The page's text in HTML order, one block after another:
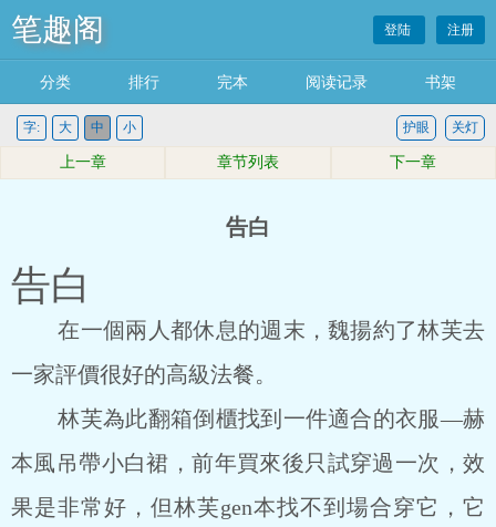
笔趣阁 登陆 注册
分类 排行 完本 阅读记录 书架
字: 大 中 小 关灯
护眼
上一章 章节列表 下一章
告白
告白
在一個兩人都休息的週末，魏揚約了林芙去
一家評價很好的高級法餐。
林芙為此翻箱倒櫃找到一件適合的衣服—赫
本風吊帶小白裙，前年買來後只試穿過一次，效
果是非常好，但林芙gen本找不到場合穿它，它